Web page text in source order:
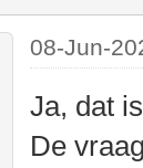
08-Jun-
Ja, dat
De